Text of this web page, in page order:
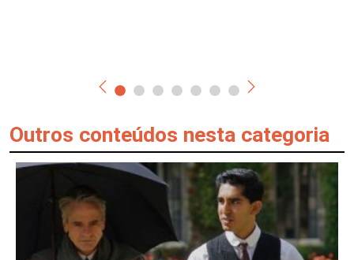
Outros conteúdos nesta categoria